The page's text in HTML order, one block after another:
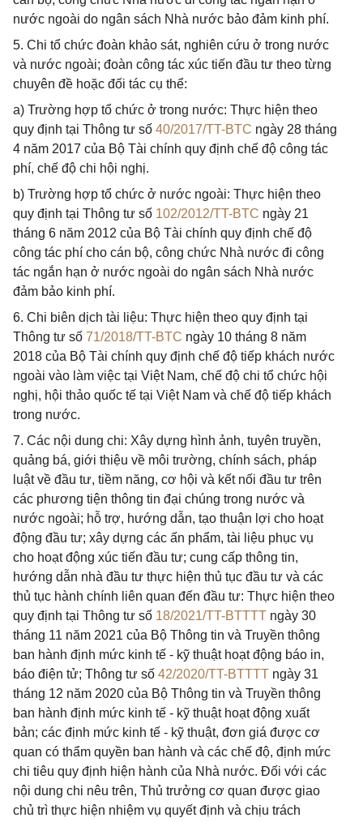
nước ngoài do ngân sách Nhà nước bảo đảm kinh phí.
5. Chi tổ chức đoàn khảo sát, nghiên cứu ở trong nước
và nước ngoài; đoàn công tác xúc tiến đầu tư theo từng
chuyên đề hoặc đối tác cụ thể:
a) Trường hợp tổ chức ở trong nước: Thực hiện theo
quy định tại Thông tư số 40/2017/TT-BTC ngày 28 tháng
4 năm 2017 của Bộ Tài chính quy định chế độ công tác
phí, chế độ chi hội nghị.
b) Trường hợp tổ chức ở nước ngoài: Thực hiện theo
quy định tại Thông tư số 102/2012/TT-BTC ngày 21
tháng 6 năm 2012 của Bộ Tài chính quy định chế độ
công tác phí cho cán bộ, công chức Nhà nước đi công
tác ngắn hạn ở nước ngoài do ngân sách Nhà nước
đảm bảo kinh phí.
6. Chi biên dịch tài liệu: Thực hiện theo quy định tại
Thông tư số 71/2018/TT-BTC ngày 10 tháng 8 năm
2018 của Bộ Tài chính quy định chế độ tiếp khách nước
ngoài vào làm việc tại Việt Nam, chế độ chi tổ chức hội
nghị, hội thảo quốc tế tại Việt Nam và chế độ tiếp khách
trong nước.
7. Các nội dung chi: Xây dựng hình ảnh, tuyên truyền,
quảng bá, giới thiệu về môi trường, chính sách, pháp
luật về đầu tư, tiềm năng, cơ hội và kết nối đầu tư trên
các phương tiện thông tin đại chúng trong nước và
nước ngoài; hỗ trợ, hướng dẫn, tạo thuận lợi cho hoạt
động đầu tư; xây dựng các ấn phẩm, tài liệu phục vụ
cho hoạt động xúc tiến đầu tư; cung cấp thông tin,
hướng dẫn nhà đầu tư thực hiện thủ tục đầu tư và các
thủ tục hành chính liên quan đến đầu tư: Thực hiện theo
quy định tại Thông tư số 18/2021/TT-BTTTT ngày 30
tháng 11 năm 2021 của Bộ Thông tin và Truyền thông
ban hành định mức kinh tế - kỹ thuật hoạt động báo in,
báo điện tử; Thông tư số 42/2020/TT-BTTTT ngày 31
tháng 12 năm 2020 của Bộ Thông tin và Truyền thông
ban hành định mức kinh tế - kỹ thuật hoạt động xuất
bản; các định mức kinh tế - kỹ thuật, đơn giá được cơ
quan có thẩm quyền ban hành và các chế độ, định mức
chi tiêu quy định hiện hành của Nhà nước. Đối với các
nội dung chi nêu trên, Thủ trưởng cơ quan được giao
chủ trì thực hiện nhiệm vụ quyết định và chịu trách